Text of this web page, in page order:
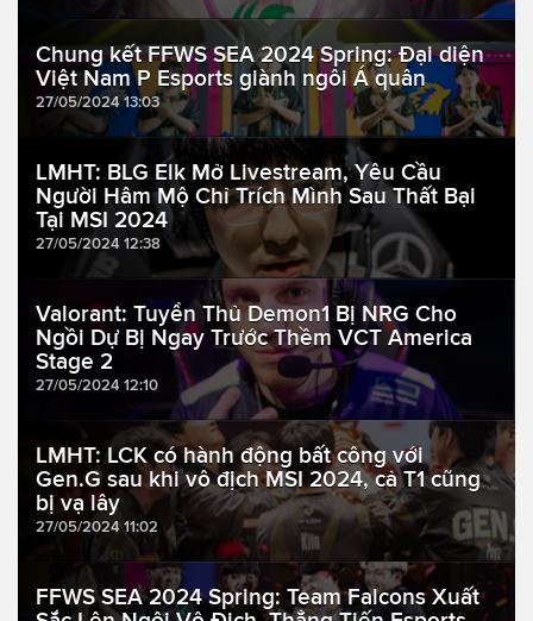
Chung kết FFWS SEA 2024 Spring: Đại diện
Việt Nam P Esports giành ngôi Á quân
27/05/2024 13:03
LMHT: BLG Elk Mở Livestream, Yêu Cầu
Người Hâm Mộ Chỉ Trích Mình Sau Thất Bại
Tại MSI 2024
27/05/2024 12:38
Valorant: Tuyển Thủ Demon1 Bị NRG Cho
Ngồi Dự Bị Ngay Trước Thềm VCT America
Stage 2
27/05/2024 12:10
LMHT: LCK có hành động bất công với
Gen.G sau khi vô địch MSI 2024, cả T1 cũng
bị vạ lây
27/05/2024 11:02
FFWS SEA 2024 Spring: Team Falcons Xuất